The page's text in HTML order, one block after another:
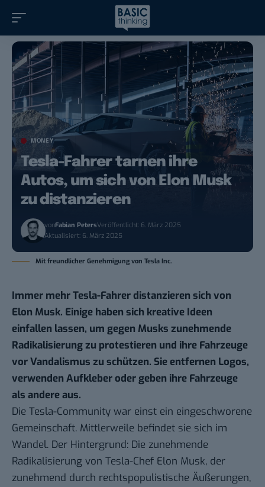
MONEY
Tesla-Fahrer tarnen ihre
Autos, um sich von Elon Musk
zu distanzieren
vonFabian PetersVeröffentlicht: 6. März 2025
Aktualisiert: 6. März 2025
Mit freundlicher Genehmigung von Tesla Inc.
Immer mehr Tesla-Fahrer distanzieren sich von
Elon Musk. Einige haben sich kreative Ideen
einfallen lassen, um gegen Musks zunehmende
Radikalisierung zu protestieren und ihre Fahrzeuge
vor Vandalismus zu schützen. Sie entfernen Logos,
verwenden Aufkleber oder geben ihre Fahrzeuge
als andere aus.
Die Tesla-Community war einst ein eingeschworene
Gemeinschaft. Mittlerweile befindet sie sich im
Wandel. Der Hintergrund: Die zunehmende
Radikalisierung von Tesla-Chef Elon Musk, der
zunehmend durch rechtspopulistische Äußerungen,